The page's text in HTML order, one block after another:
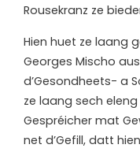
Rousekranz ze
Hien huet ze laang
Georges Mischo
d’Gesondheets- a
ze laang sech
Gespréicher mat
net d’Gefill, datt